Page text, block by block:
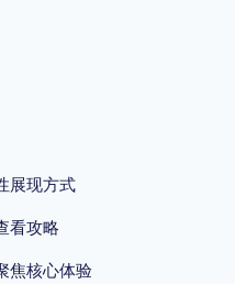
展现方式
看攻略
焦核心体验